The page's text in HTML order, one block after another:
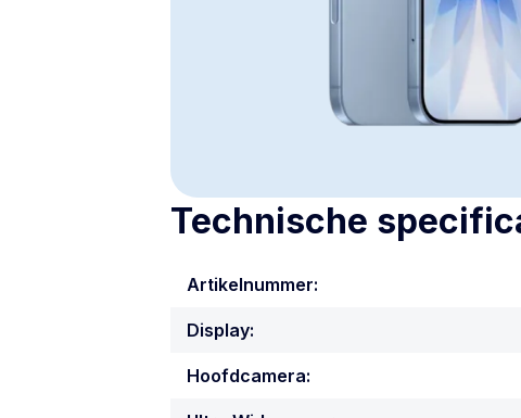
Technische
Artikelnummer:
Display:
Hoofdcamera: